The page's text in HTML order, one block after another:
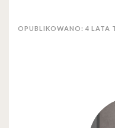
OPUBLIKOWANO: 4 LATA